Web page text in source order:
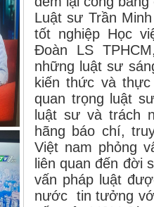
Luật sư Trần
tốt nghiệp Học
Đoàn LS
những luật sư
kiến thức và
quan trọng luật
luật sư và trách
hãng báo chí,
Việt nam phỏng
liên quan đến đời
vấn pháp luật
nước tin tưởng